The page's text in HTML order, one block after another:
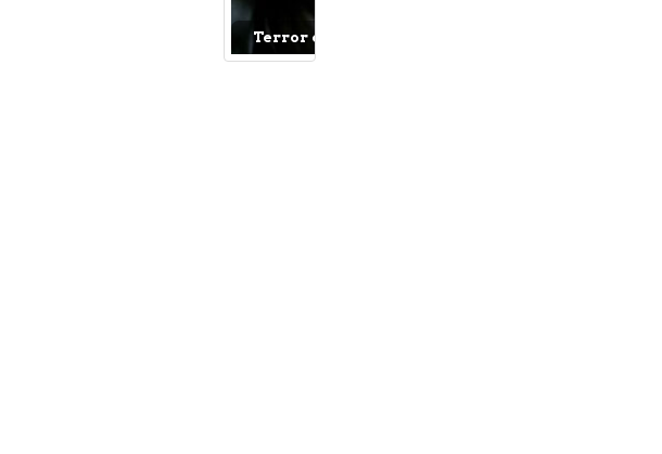
Terror del bueno